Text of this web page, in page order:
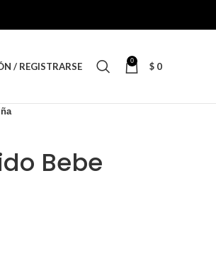
/ REGISTRARSE 0 $ 0
Bebe